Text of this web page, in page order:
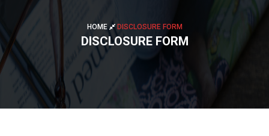
HOME DISCLOSURE FORM
DISCLOSURE FORM